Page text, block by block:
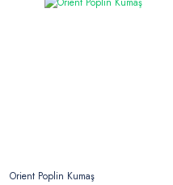
Orient Poplin Kumaş